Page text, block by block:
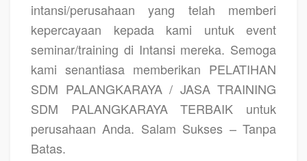
intansi/perusahaan yang telah memberi
kepercayaan kepada kami untuk event
seminar/training di Intansi mereka. Semoga
kami senantiasa memberikan PELATIHAN
SDM PALANGKARAYA / JASA TRAINING
SDM PALANGKARAYA TERBAIK untuk
perusahaan Anda. Salam Sukses – Tanpa
Batas.